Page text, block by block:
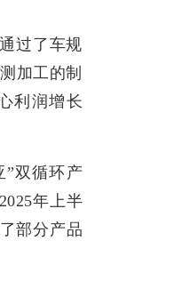
过了车规
加工的制
利润增长
”双循环产
年上半
部分产品